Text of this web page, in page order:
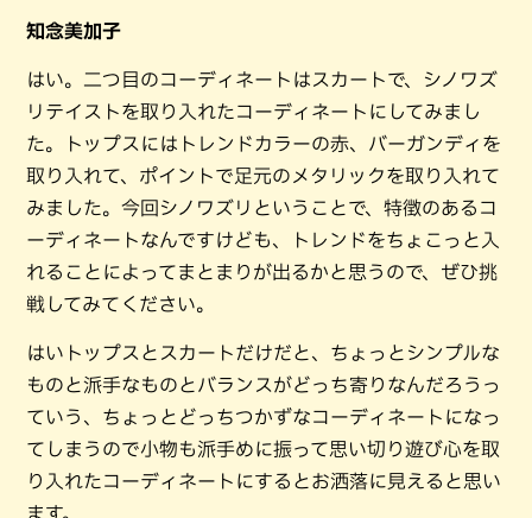
知念美加子
はい。二つ目のコーディネートはスカートで、シノワズ
リテイストを取り入れたコーディネートにしてみまし
た。トップスにはトレンドカラーの赤、バーガンディを
取り入れて、ポイントで足元のメタリックを取り入れて
みました。今回シノワズリということで、特徴のあるコ
ーディネートなんですけども、トレンドをちょこっと入
れることによってまとまりが出るかと思うので、ぜひ挑
戦してみてください。
はいトップスとスカートだけだと、ちょっとシンプルな
ものと派手なものとバランスがどっち寄りなんだろうっ
ていう、ちょっとどっちつかずなコーディネートになっ
てしまうので小物も派手めに振って思い切り遊び心を取
り入れたコーディネートにするとお洒落に見えると思い
ます。